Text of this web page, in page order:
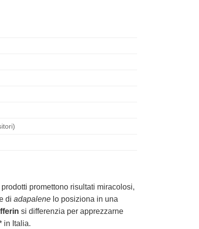
promettono risultati miracolosi,
di adapalene lo posiziona in una
si differenzia per apprezzarne
in Italia.